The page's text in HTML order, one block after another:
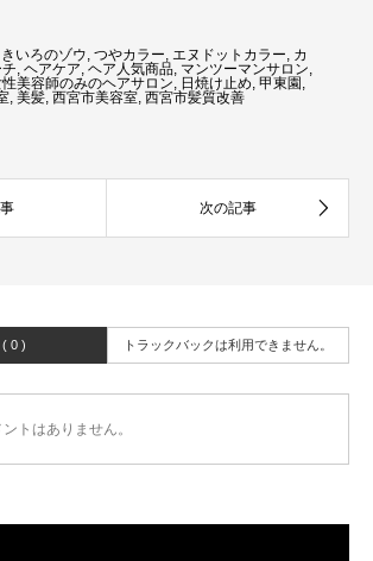
きいろのゾウ つやカラー エヌドットカラー カ
ヘアケア ヘア人気商品 マンツーマンサロン
美容師のみのヘアサロン 日焼け止め 甲東園
美髪 西宮市美容室 西宮市髪質改善
( 0 ) トラックバックは利用できません。
トはありません。